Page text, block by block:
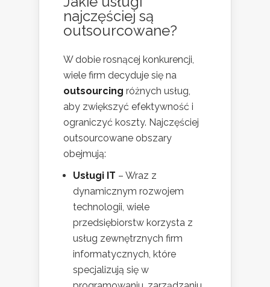
najczęściej są
outsourcowane?
W dobie rosnącej konkurencji,
wiele firm decyduje się na
outsourcing różnych usług,
aby zwiększyć efektywność i
ograniczyć koszty. Najczęściej
outsourcowane obszary
obejmują:
Usługi IT – Wraz z
dynamicznym rozwojem
technologii, wiele
przedsiębiorstw korzysta z
usług zewnętrznych firm
informatycznych, które
specjalizują się w